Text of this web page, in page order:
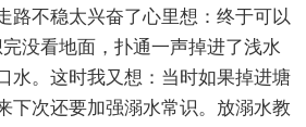
路不稳太兴奋了心里想：终于可以
没看地面，扑通一声掉进了浅水
水。这时我又想：当时如果掉进塘
下次还要加强溺水常识。放溺水教